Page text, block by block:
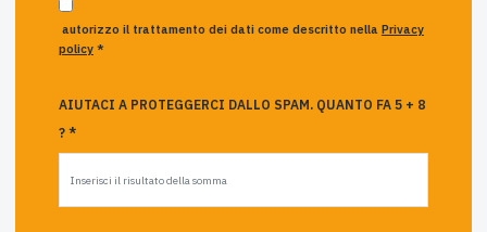
autorizzo il trattamento dei dati come descritto nella Privacy
policy*
AIUTACI A PROTEGGERCI DALLO SPAM. QUANTO FA 5 + 8
? *